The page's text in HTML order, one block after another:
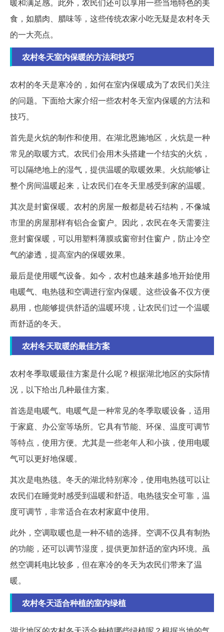
暖和满足感。此外，农民们还可以享用一些当地特色的美
食，如腊肉、腊味等，这些传统农家小吃无疑是农村冬天
的一大亮点。
农村冬天室内保暖的方法和技巧
农村的冬天是寒冷的，如何在室内保暖成为了农民们关注
的问题。下面给大家介绍一些农村冬天室内保暖的方法和
技巧。
首先是火炕的制作和使用。在湖北恩施地区，火炕是一种
常见的取暖方式。农民们会用木头搭建一个结实的火炕，
可以隔绝地上的湿气，提供温暖的取暖效果。火炕能够让
整个房间温暖起来，让农民们在冬天里感受到家的温暖。
其次是封窗保暖。农村的房屋一般都是砖石结构，不像城
市里的房屋那样有铝合金窗户。因此，农民在冬天需要注
意封窗保暖，可以用塑料薄膜或窗帘封住窗户，防止冷空
气的渗透，提高室内的保暖效果。
最后是使用暖气设备。如今，农村也越来越多地开始使用
电暖气、电热毯和空调进行室内保暖。这些设备不仅方便
易用，也能够提供舒适的温暖环境，让农民们过一个温暖
而舒适的冬天。
农村冬天取暖的最佳方案
农村冬季取暖最佳方案是什么呢？根据湖北地区的实际情
况，以下给出几种最佳方案。
首选是电暖气。电暖气是一种常见的冬季取暖设备，适用
于家庭、办公室等场所。它具有节能、环保、温度可调节
等特点，使用方便。尤其是一些老年人和小孩，使用电暖
气可以更好地保暖。
其次是电热毯。冬天的湖北特别寒冷，使用电热毯可以让
农民们在睡觉时感受到温暖和舒适。电热毯安全可靠，温
度可调节，非常适合在农村家庭中使用。
此外，空调取暖也是一种不错的选择。空调不仅具有制热
的功能，还可以调节湿度，提供更加舒适的室内环境。虽
然空调耗电比较多，但在寒冷的冬天为农民们带来了温
暖。
农村冬天适合种植的室内绿植